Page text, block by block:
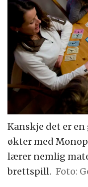
Kanskje det er
økter med
lærer nemlig
brettspill. Foto: